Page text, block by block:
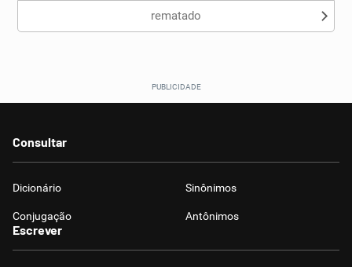
rematado
Consultar
Dicionário Sinônimos
Conjugação Antônimos
Escrever